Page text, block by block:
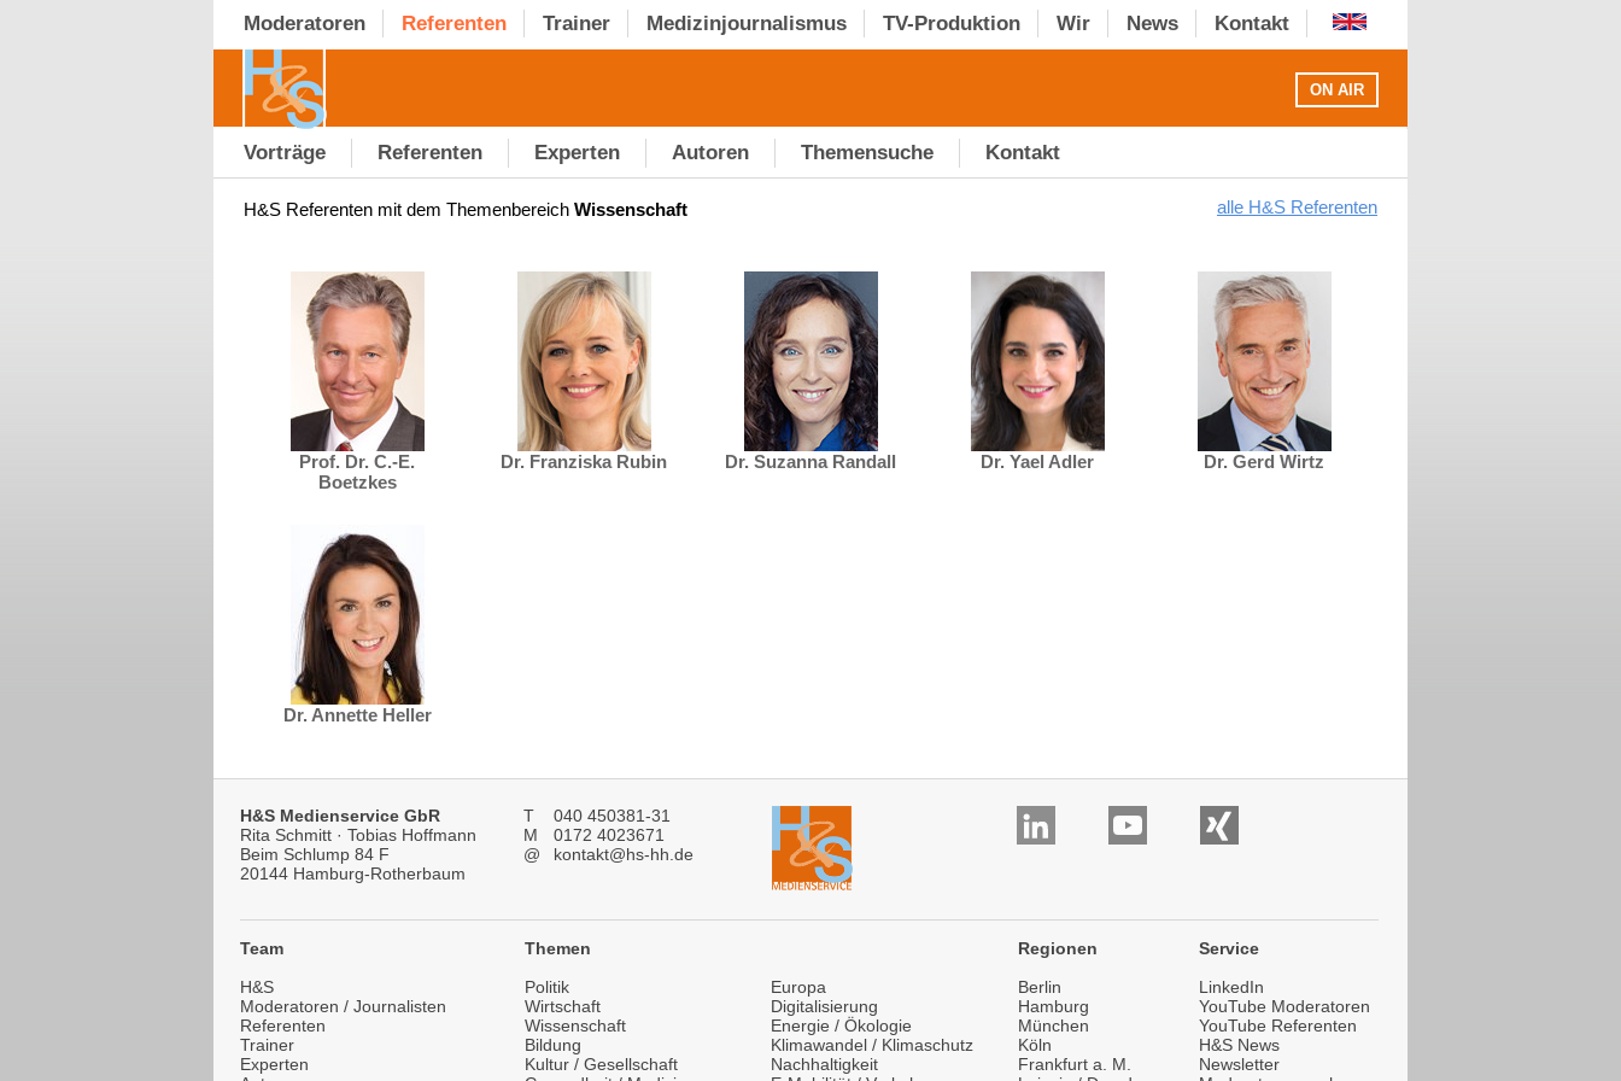
Moderatoren Referenten Trainer Medizinjournalismus TV-Produktion Wir News Kontakt
ON AIR
Vorträge Referenten Experten Autoren Themensuche Kontakt
H&S Referenten mit dem Themenbereich Wissenschaft alle H&S Referenten
Prof. Dr. C.-E.
Boetzkes
Dr. Franziska Rubin Dr. Suzanna Randall Dr. Yael Adler Dr. Gerd Wirtz
Dr. Annette Heller
H&S Medienservice GbR
Rita Schmitt · Tobias Hoffmann
Beim Schlump 84 F
20144 Hamburg-Rotherbaum
T
040 450381-31
M
0172 4023671
@
kontakt@hs-hh.de
Team
H&S
Moderatoren / Journalisten
Referenten
Trainer
Experten
Themen
Politik
Wirtschaft
Wissenschaft
Bildung
Kultur / Gesellschaft
Europa
Digitalisierung
Energie / Ökologie
Klimawandel / Klimaschutz
Nachhaltigkeit
Regionen
Berlin
Hamburg
München
Köln
Frankfurt a. M.
Service
LinkedIn
YouTube Moderatoren
YouTube Referenten
H&S News
Newsletter